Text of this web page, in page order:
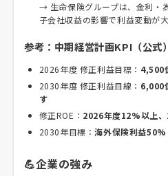
→ 生命保険グループは、金利・
子会社収益の影響で利益変動が大
参考：中期経営計画KPI（公式）
2026年度 修正利益目標： 4,500
2030年度 修正利益目線： 6,000
す
修正ROE： 2026年度12%以上
2030年目標：海外保険利益50%
💪企業の強み